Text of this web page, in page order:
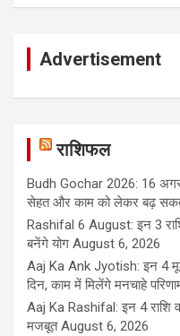
Advertisement
राशिफल
Budh Gochar 2026: 16
सेहत और काम को लेकर बढ़
Rashifal 6 August: इन 3
बनेंगे योग August 6, 2026
Aaj Ka Ank Jyotish: इन 4
दिन, काम में मिलेंगे मनचाहे
Aaj Ka Rashifal: इन 4 राशि
मजबूत August 6, 2026